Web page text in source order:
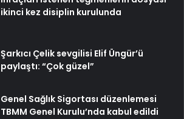
ikinci kez disiplin kurulunda
Şarkıcı Çelik sevgilisi Elif Üngür’ü
paylaştı: “Çok güzel”
Genel Sağlık Sigortası düzenlemesi
TBMM Genel Kurulu’nda kabul edildi